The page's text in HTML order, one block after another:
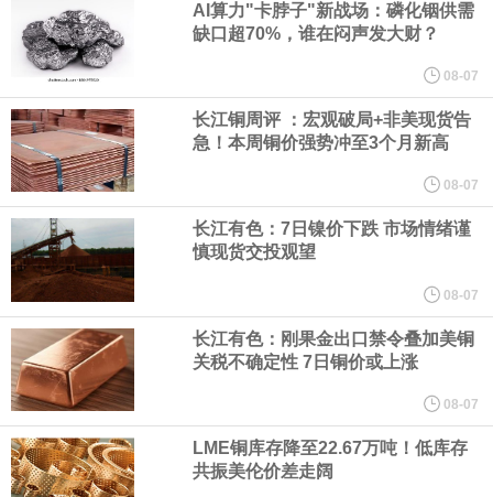
研发费用金额分别为4,995.18万元、7,001.70万元、14,496.56万
元，最近3年复合增长率达70.36%，呈快速增长趋势，并形成多项
核心技术和知识产权。截至2026年1月31日，公司拥有262项专利权
（含境内发明专利20项）。
纽约期银日内涨4%，现报64.08美元/盎司。
宇树科技董事长、总经理兼首席技术官王兴兴在网上路演时表示，
经过多年研发创新和技术积累，公司逐步形成了包括一体化关节集
成技术、高紧凑度机器人身体集成技术、机器人激光雷达全自研核
心技术等多项已商业化应用的核心技术并已应用于公司的高性能通
AI算力"卡脖子"新战场：磷化铟供需
缺口超70%，谁在闷声发大财？
08-07
长江铜周评 ：宏观破局+非美现货告
急！本周铜价强势冲至3个月新高
08-07
长江有色：7日镍价下跌 市场情绪谨
慎现货交投观望
08-07
长江有色：刚果金出口禁令叠加美铜
关税不确定性 7日铜价或上涨
08-07
LME铜库存降至22.67万吨！低库存
共振美伦价差走阔